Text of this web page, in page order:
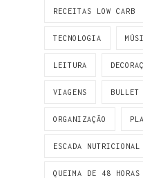
RECEITAS LOW CARB
TECNOLOGIA
LEITURA
VIAGENS BULLET
ORGANIZAÇÃO
ESCADA NUTRICIONAL
QUEIMA DE 48 HORAS